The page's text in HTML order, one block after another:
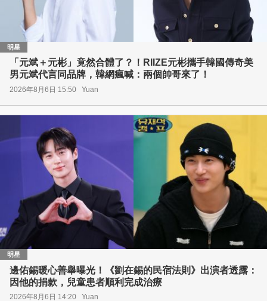
明星
「元斌＋元彬」竟然合體了？！RIIZE元彬攜手韓國傳奇美
男元斌代言同品牌，韓網瘋喊：兩個帥哥來了！
2026年8月6日 15:50 Yuan
明星
邊佑錫暖心善舉曝光！《劉在錫的民宿法則》出演者透露：
因他的捐款，兒童患者順利完成治療
2026年8月6日 14:20 Yuan